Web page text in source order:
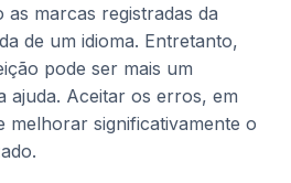
marcas registradas da
de um idioma. Entretanto,
pode ser mais um
ajuda. Aceitar os erros, em
melhorar significativamente o